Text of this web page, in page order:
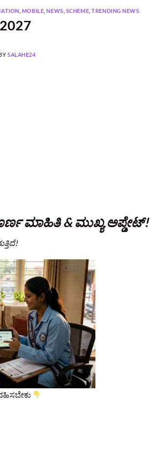
MOBILE ,NEWS SCHEME ,TRENDING NEWS
SALAHE24
ಮಾಹಿತಿ & ಮುಖ್ಯ ಅಪ್ಡೇಟ್!